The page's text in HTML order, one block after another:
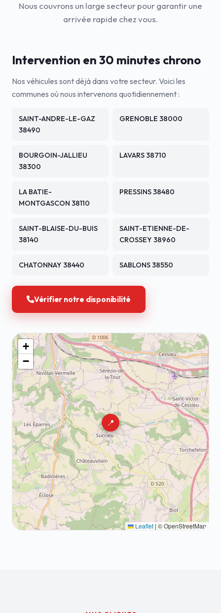
Nous couvrons un large secteur pour garantir une
arrivée rapide chez vous.
Intervention en 30 minutes chrono
Nos véhicules sont déjà dans votre secteur. Voici les
communes où nous intervenons quotidiennement :
SAINT-ANDRE-LE-GAZ
38490
GRENOBLE 38000
BOURGOIN-JALLIEU
38300
LAVARS 38710
LA BATIE-
MONTGASCON 38110
PRESSINS 38480
SAINT-BLAISE-DU-BUIS
38140
SAINT-ETIENNE-DE-
CROSSEY 38960
CHATONNAY 38440 SABLONS 38550
Vérifier notre disponibilité
📍
+
−
Leaflet | © OpenStreetMap